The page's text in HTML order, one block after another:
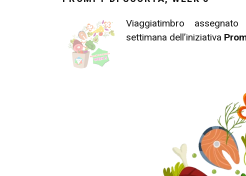
Viaggiatimbro
settimana dell’iniziativa